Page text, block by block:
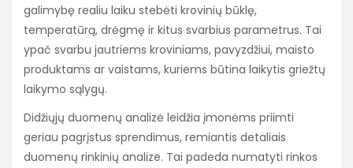
galimybę realiu laiku stebėti krovinių būklę,
temperatūrą, drėgmę ir kitus svarbius parametrus. Tai
ypač svarbu jautriems kroviniams, pavyzdžiui, maisto
produktams ar vaistams, kuriems būtina laikytis griežtų
laikymo sąlygų.
Didžiųjų duomenų analizė leidžia įmonėms priimti
geriau pagrįstus sprendimus, remiantis detaliais
duomenų rinkinių analize. Tai padeda numatyti rinkos